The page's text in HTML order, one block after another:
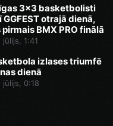
3x3 basketbolisti
otrajā dienā,
BMX PRO finālā
jūlijs, 1:41
izlases triumfē
dienā
jūlijs, 0:18